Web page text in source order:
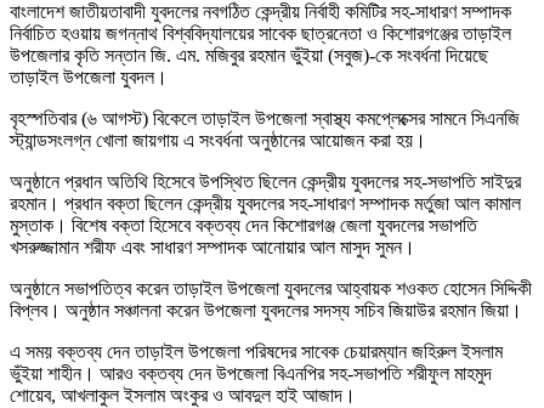
বাংলাদেশ জাতীয়তাবাদী যুবদলের নবগঠিত কেন্দ্রীয় নির্বাহী কমিটির সহ-সাধারণ সম্পাদক
নির্বাচিত হওয়ায় জগন্নাথ বিশ্ববিদ্যালয়ের সাবেক ছাত্রনেতা ও কিশোরগঞ্জের তাড়াইল
উপজেলার কৃতি সন্তান জি. এম. মজিবুর রহমান ভুঁইয়া (সবুজ)-কে সংবর্ধনা দিয়েছে
তাড়াইল উপজেলা যুবদল।
বৃহস্পতিবার (৬ আগস্ট) বিকেলে তাড়াইল উপজেলা স্বাস্থ্য কমপ্লেক্সের সামনে সিএনজি
স্ট্যান্ডসংলগ্ন খোলা জায়গায় এ সংবর্ধনা অনুষ্ঠানের আয়োজন করা হয়।
অনুষ্ঠানে প্রধান অতিথি হিসেবে উপস্থিত ছিলেন কেন্দ্রীয় যুবদলের সহ-সভাপতি সাইদুর
রহমান। প্রধান বক্তা ছিলেন কেন্দ্রীয় যুবদলের সহ-সাধারণ সম্পাদক মর্তুজা আল কামাল
মুস্তাক। বিশেষ বক্তা হিসেবে বক্তব্য দেন কিশোরগঞ্জ জেলা যুবদলের সভাপতি
খসরুজ্জামান শরীফ এবং সাধারণ সম্পাদক আনোয়ার আল মাসুদ সুমন।
অনুষ্ঠানে সভাপতিত্ব করেন তাড়াইল উপজেলা যুবদলের আহ্বায়ক শওকত হোসেন সিদ্দিকী
বিপ্লব। অনুষ্ঠান সঞ্চালনা করেন উপজেলা যুবদলের সদস্য সচিব জিয়াউর রহমান জিয়া।
এ সময় বক্তব্য দেন তাড়াইল উপজেলা পরিষদের সাবেক চেয়ারম্যান জহিরুল ইসলাম
ভুঁইয়া শাহীন। আরও বক্তব্য দেন উপজেলা বিএনপির সহ-সভাপতি শরীফুল মাহমুদ
শোয়েব, আখলাকুল ইসলাম অংকুর ও আবদুল হাই আজাদ।